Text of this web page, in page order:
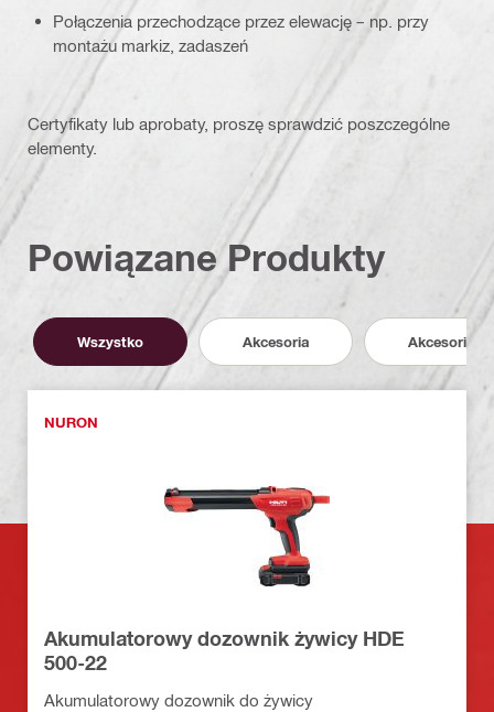
Połączenia przechodzące przez elewację – np. przy
montażu markiz, zadaszeń
Certyfikaty lub aprobaty, proszę sprawdzić poszczególne
elementy.
Powiązane Produkty
Wszystko Akcesoria Akcesoria
NURON
Akumulatorowy dozownik żywicy HDE
500-22
Akumulatorowy dozownik do żywicy